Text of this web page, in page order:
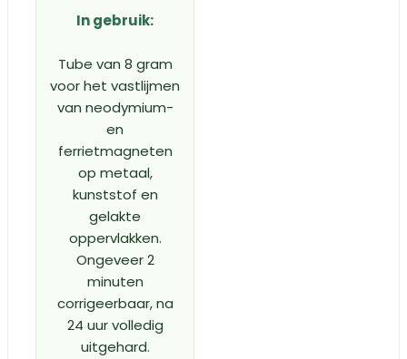
In gebruik:
Tube van 8 gram
voor het vastlijmen
van neodymium-
en
ferrietmagneten
op metaal,
kunststof en
gelakte
oppervlakken.
Ongeveer 2
minuten
corrigeerbaar, na
24 uur volledig
uitgehard.